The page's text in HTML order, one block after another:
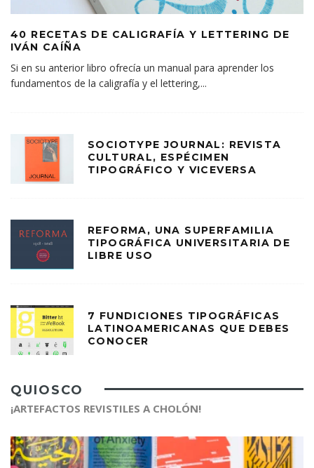
40 RECETAS DE CALIGRAFÍA Y LETTERING DE
IVÁN CAÍÑA
Si en su anterior libro ofrecía un manual para aprender los
fundamentos de la caligrafía y el lettering,...
SOCIOTYPE JOURNAL: REVISTA
CULTURAL, ESPÉCIMEN
TIPOGRÁFICO Y VICEVERSA
REFORMA, UNA SUPERFAMILIA
TIPOGRÁFICA UNIVERSITARIA DE
LIBRE USO
7 FUNDICIONES TIPOGRÁFICAS
LATINOAMERICANAS QUE DEBES
CONOCER
QUIOSCO
¡ARTEFACTOS REVISTILES A CHOLÓN!